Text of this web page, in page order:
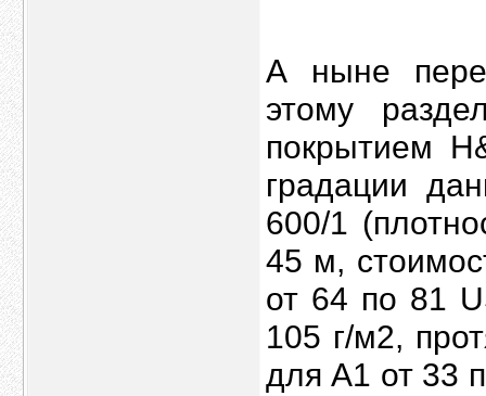
А ныне
этому
покрытием
градации
600/1
45 м,
от 64 по 81
105 г/м2,
для А1 от 33